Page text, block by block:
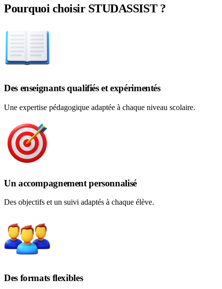
Pourquoi choisir STUDASSIST?
Des enseignants qualifiés et expérimentés
Une expertise pédagogique adaptée à chaque niveau scolaire.
Un accompagnement personnalisé
Des objectifs et un suivi adaptés à chaque élève.
Des formats flexibles